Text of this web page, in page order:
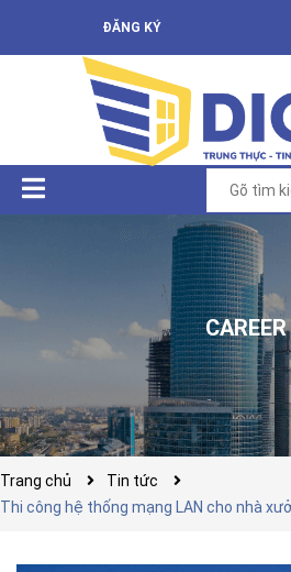
ĐĂNG KÝ
CAREER
Trang chủ
Tin tức
Thi công hệ thống mạng LAN cho nhà